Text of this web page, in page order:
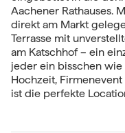
Aachener Rathauses.
direkt am Markt
Terrasse mit
am Katschhof – ein
jeder ein bisschen
Hochzeit,
ist die perfekte